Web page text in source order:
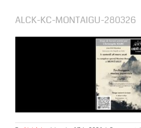
ALCK-KC-MONTAIGU-280326